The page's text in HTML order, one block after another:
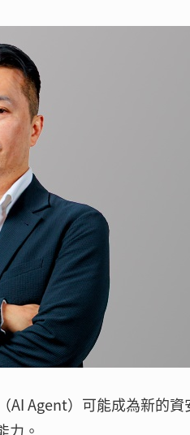
AI Agent）可能成為新的
力。